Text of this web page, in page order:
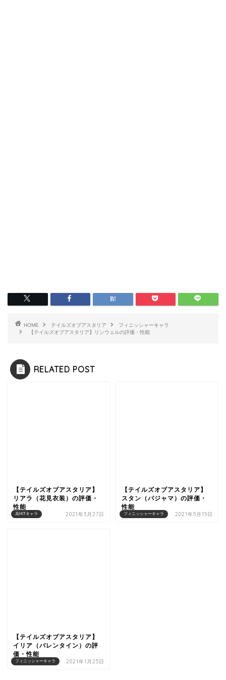
HOME テイルズオブアスタリア
フィニッシャーキャラ
【テイルズオブアスタリア】リンウェルの評価・性能
RELATED POST
高HITキャラ
【テイルズオブアスタリア】
リアラ（花見衣装）の評価・
性能
2021年3月27日 フィニッシャーキャラ
【テイルズオブアスタリア】
スタン（パジャマ）の評価・
性能
2021年5月15日
フィニッシャーキャラ
【テイルズオブアスタリア】
イリア（バレンタイン）の評
価・性能
2021年1月25日